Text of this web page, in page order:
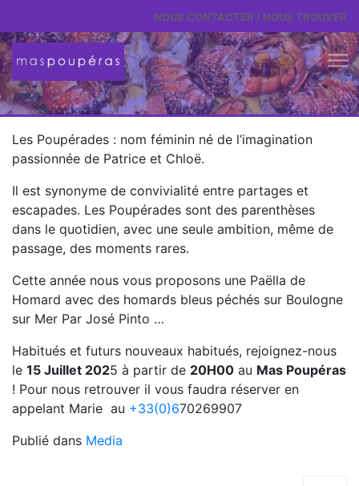
NOUS CONTACTER / NOUS TROUVER
Les Poupérades : nom féminin né de l’imagination
passionnée de Patrice et Chloë.
Il est synonyme de convivialité entre partages et
escapades. Les Poupérades sont des parenthèses
dans le quotidien, avec une seule ambition, même de
passage, des moments rares.
Cette année nous vous proposons une Paëlla de
Homard avec des homards bleus péchés sur Boulogne
sur Mer Par José Pinto …
Habitués et futurs nouveaux habitués, rejoignez-nous
le 15 Juillet 2025 à partir de 20H00 au Mas Poupéras
! Pour nous retrouver il vous faudra réserver en
appelant Marie au +33(0)670269907
Publié dans Media